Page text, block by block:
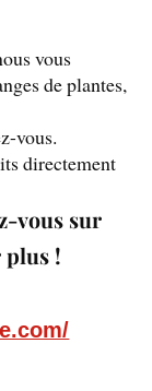
vous
de plantes,
vous.
directement
vous sur
!